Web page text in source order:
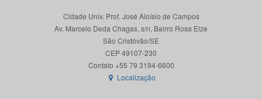
Cidade Univ. Prof. José Aloísio de Campos
Av. Marcelo Deda Chagas, s/n, Bairro Rosa Elze
São Cristóvão/SE
CEP 49107-230
Localização